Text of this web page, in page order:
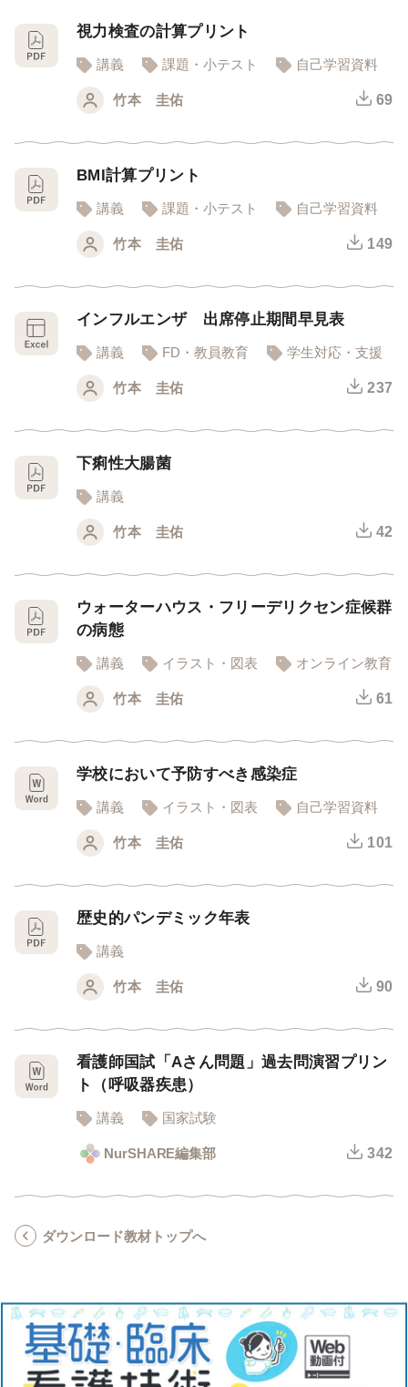
視力検査の計算プリント
講義 課題・小テスト 自己学習資料
竹本 圭佑 69
BMI計算プリント
講義 課題・小テスト 自己学習資料
竹本 圭佑 149
インフルエンザ 出席停止期間早見表
講義 FD・教員教育 学生対応・支援
竹本 圭佑 237
下痢性大腸菌
講義
竹本 圭佑 42
ウォーターハウス・フリーデリクセン症候群
の病態
講義 イラスト・図表 オンライン教育
竹本 圭佑 61
学校において予防すべき感染症
講義 イラスト・図表 自己学習資料
竹本 圭佑 101
歴史的パンデミック年表
講義
竹本 圭佑 90
看護師国試「Aさん問題」過去問演習プリン
ト（呼吸器疾患）
講義 国家試験
NurSHARE編集部 342
ダウンロード教材トップへ